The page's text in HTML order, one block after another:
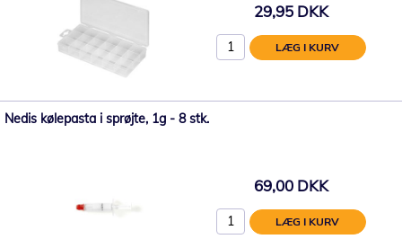
29,95 DKK
LÆG I KURV
Nedis kølepasta i sprøjte, 1g - 8 stk.
69,00 DKK
LÆG I KURV